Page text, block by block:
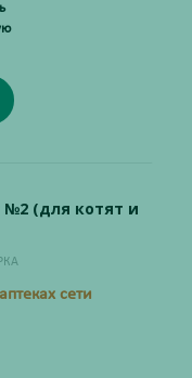
№2 (для котят и
сети